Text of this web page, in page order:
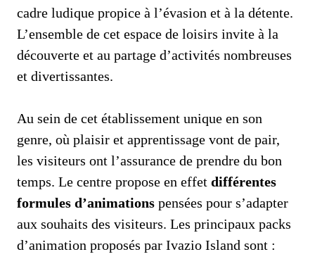
cadre ludique propice à l’évasion et à la détente.
L’ensemble de cet espace de loisirs invite à la
découverte et au partage d’activités nombreuses
et divertissantes.
Au sein de cet établissement unique en son
genre, où plaisir et apprentissage vont de pair,
les visiteurs ont l’assurance de prendre du bon
temps. Le centre propose en effet différentes
formules d’animations pensées pour s’adapter
aux souhaits des visiteurs. Les principaux packs
d’animation proposés par Ivazio Island sont :